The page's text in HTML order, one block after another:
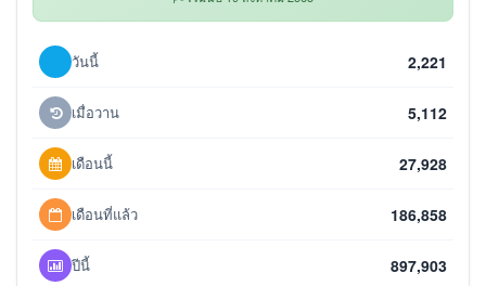
วันนี้ 2,221
เมื่อวาน 5,112
เดือนนี้ 27,928
เดือนที่แล้ว 186,858
ปีนี้ 897,903